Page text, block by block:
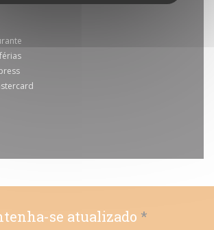
se atualizado *